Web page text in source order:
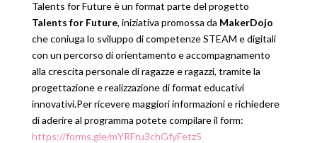
Talents for Future è un format parte del progetto
Talents for Future, iniziativa promossa da MakerDojo
che coniuga lo sviluppo di competenze STEAM e digitali
con un percorso di orientamento e accompagnamento
alla crescita personale di ragazze e ragazzi, tramite la
progettazione e realizzazione di format educativi
innovativi.Per ricevere maggiori informazioni e richiedere
di aderire al programma potete compilare il form:
https://forms.gle/mYRFru3chGfyFetz5